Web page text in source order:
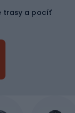
trasy a pocíť